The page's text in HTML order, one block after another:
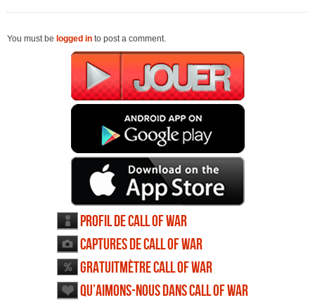
You must be logged in to post a comment.
Profil de Call of War
Captures de Call of War
Gratuitmètre Call of War
Qu’aimons-nous dans Call of War